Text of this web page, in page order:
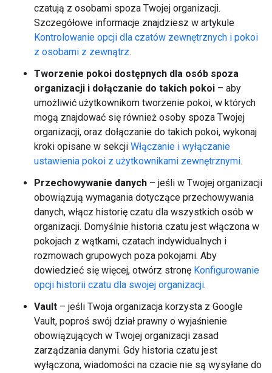
czatują z osobami spoza Twojej organizacji.
Szczegółowe informacje znajdziesz w artykule
Kontrolowanie opcji dla czatów zewnętrznych i pokoi
z osobami z zewnątrz.
Tworzenie pokoi dostępnych dla osób spoza
organizacji i dołączanie do takich pokoi – aby
umożliwić użytkownikom tworzenie pokoi, w których
mogą znajdować się również osoby spoza Twojej
organizacji, oraz dołączanie do takich pokoi, wykonaj
kroki opisane w sekcji Włączanie i wyłączanie
ustawienia pokoi z użytkownikami zewnętrznymi.
Przechowywanie danych – jeśli w Twojej organizacji
obowiązują wymagania dotyczące przechowywania
danych, włącz historię czatu dla wszystkich osób w
organizacji. Domyślnie historia czatu jest włączona w
pokojach z wątkami, czatach indywidualnych i
rozmowach grupowych poza pokojami. Aby
dowiedzieć się więcej, otwórz stronę Konfigurowanie
opcji historii czatu dla swojej organizacji.
Vault – jeśli Twoja organizacja korzysta z Google
Vault, poproś swój dział prawny o wyjaśnienie
obowiązujących w Twojej organizacji zasad
zarządzania danymi. Gdy historia czatu jest
wyłączona, wiadomości na czacie nie są wysyłane do